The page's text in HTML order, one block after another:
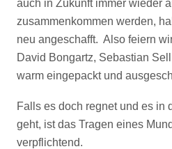
auch in Zukunft immer wieder
zusammenkommen werden,
neu angeschafft. Also feiern
David Bongartz, Sebastian
warm eingepackt und
Falls es doch regnet und es in
geht, ist das Tragen eines
verpflichtend.